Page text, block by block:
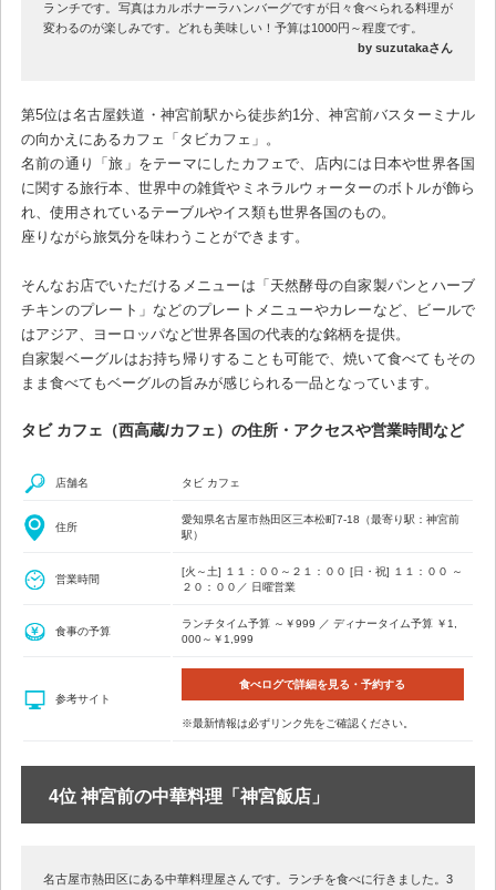
ランチです。写真はカルボナーラハンバーグですが日々食べられる料理が
変わるのが楽しみです。どれも美味しい！予算は1000円～程度です。
by suzutakaさん
第5位は名古屋鉄道・神宮前駅から徒歩約1分、神宮前バスターミナル
の向かえにあるカフェ「タビカフェ」。
名前の通り「旅」をテーマにしたカフェで、店内には日本や世界各国
に関する旅行本、世界中の雑貨やミネラルウォーターのボトルが飾ら
れ、使用されているテーブルやイス類も世界各国のもの。
座りながら旅気分を味わうことができます。
そんなお店でいただけるメニューは「天然酵母の自家製パンとハーブ
チキンのプレート」などのプレートメニューやカレーなど、ビールで
はアジア、ヨーロッパなど世界各国の代表的な銘柄を提供。
自家製ベーグルはお持ち帰りすることも可能で、焼いて食べてもその
まま食べてもベーグルの旨みが感じられる一品となっています。
タビ カフェ（西高蔵/カフェ）の住所・アクセスや営業時間など
店舗名 タビ カフェ
住所
愛知県名古屋市熱田区三本松町7-18（最寄り駅：神宮前
駅）
営業時間
[火～土] １１：００～２１：００ [日・祝] １１：００ ～
２０：００／ 日曜営業
食事の予算
ランチタイム予算 ～￥999 ／ ディナータイム予算 ￥1,
000～￥1,999
参考サイト
食べログで詳細を見る・予約する
※最新情報は必ずリンク先をご確認ください。
4位 神宮前の中華料理「神宮飯店」
名古屋市熱田区にある中華料理屋さんです。ランチを食べに行きました。3